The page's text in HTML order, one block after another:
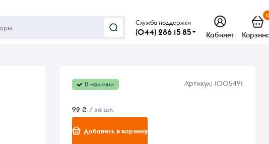
Служба поддержки
(044) 286 15 85 Кабинет
В наличии Артикул: 1005491
92 ₴ / за шт.
Добавить в корзину